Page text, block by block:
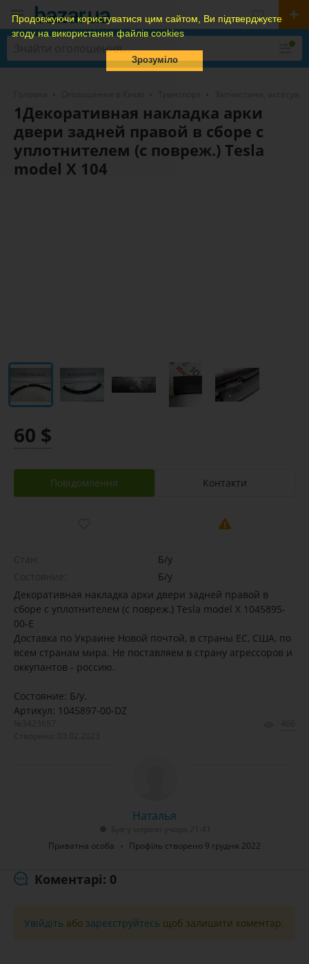
Продовжуючи користуватися цим сайтом, Ви підтверджуєте
згоду на використання файлів cookies
Зрозуміло
1Декоративная накладка арки
двери задней правой в сборе с
уплотнителем (с повреж.) Tesla
model X 104
60 $
Повідомлення Контакти
Б/у
Б/у
Декоративная накладка арки двери задней правой в
сборе с уплотнителем (с повреж.) Tesla model X 1045895-
00-E
Доставка по Украине Новой почтой, в страны ЕС, США, по
всем странам мира. Не поставляем в страну агрессоров и
оккупантов - россию.
Состояние: Б/у.
Артикул: 1045897-00-DZ
Наталья
Приватна особа
Профіль створено 9 грудня 2022
Коментарі: 0
Увійдіть або зареєструйтесь щоб залишити коментар.